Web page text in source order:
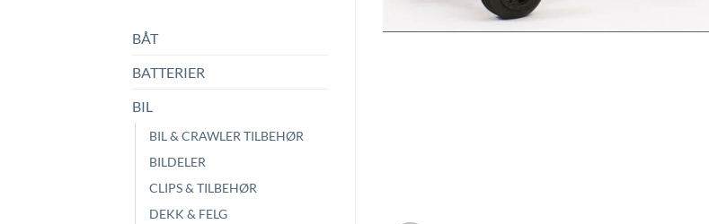
BÅT
BATTERIER
BIL
BIL & CRAWLER TILBEHØR
BILDELER
CLIPS & TILBEHØR
DEKK & FELG